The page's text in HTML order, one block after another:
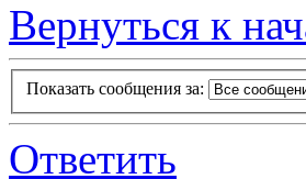
Вернуться к
Показать сообщения за:
Ответить